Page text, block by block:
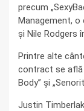
precum
Management, o
şi Nile Rodgers
Printre alte
contract se află
Body” şi
Justin